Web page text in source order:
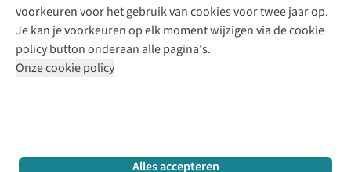
voorkeuren voor het gebruik van cookies voor twee jaar op.
Je kan je voorkeuren op elk moment wijzigen via de cookie
policy button onderaan alle pagina's.
Onze cookie policy
Alles accepteren
Verantwoord ondernemen
Toegankelijkheidsverklaring
Sessùn
Strom
O My Bag
Revolution
Follow us
+32 (0)3 828 30 15 team@juttu.be